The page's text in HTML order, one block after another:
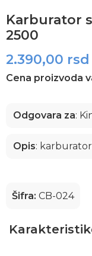
Karburator
2500
2.390,00 rsd
Cena proizvoda
Odgovara za:
Opis:
Šifra:CB-024